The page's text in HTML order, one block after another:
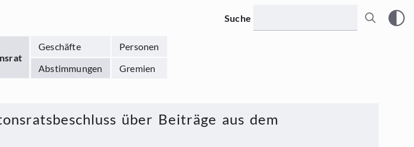
Geschäfte
Personen
Abstimmungen Gremien
Suche
über Beiträge aus dem